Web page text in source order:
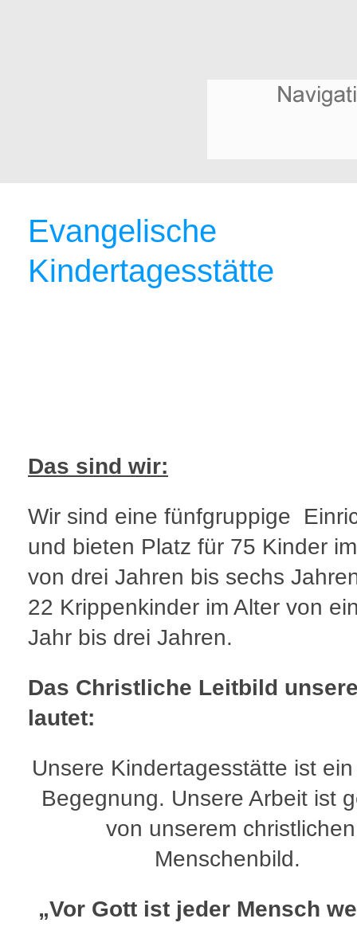
Evangelische
Kindertagesstätte
Das sind wir:
Wir sind eine fünfgruppige
und bieten Platz für 75 Kinder
von drei Jahren bis sechs
22 Krippenkinder im Alter von
Jahr bis drei Jahren.
Das Christliche Leitbild
lautet:
Unsere Kindertagesstätte ist
Begegnung. Unsere Arbeit ist
von unserem christlichen
Menschenbild.
„Vor Gott ist jeder Mensch